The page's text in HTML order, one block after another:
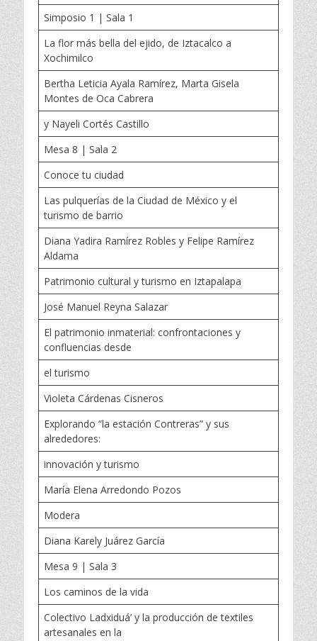
Simposio 1 | Sala 1
La flor más bella del ejido, de Iztacalco a
Xochimilco
Bertha Leticia Ayala Ramírez, Marta Gisela
Montes de Oca Cabrera
y Nayeli Cortés Castillo
Mesa 8 | Sala 2
Conoce tu ciudad
Las pulquerías de la Ciudad de México y el
turismo de barrio
Diana Yadira Ramírez Robles y Felipe Ramírez
Aldama
Patrimonio cultural y turismo en Iztapalapa
José Manuel Reyna Salazar
El patrimonio inmaterial: confrontaciones y
confluencias desde
el turismo
Violeta Cárdenas Cisneros
Explorando “la estación Contreras” y sus
alrededores:
innovación y turismo
María Elena Arredondo Pozos
Modera
Diana Karely Juárez García
Mesa 9 | Sala 3
Los caminos de la vida
Colectivo Ladxiduá’ y la producción de textiles
artesanales en la